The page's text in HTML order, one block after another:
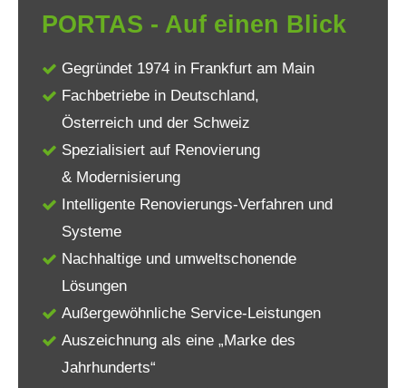
PORTAS - Auf einen Blick
Gegründet 1974 in Frankfurt am Main
Fachbetriebe in Deutschland,
Österreich und der Schweiz
Spezialisiert auf Renovierung
& Modernisierung
Intelligente Renovierungs-Verfahren und
Systeme
Nachhaltige und umweltschonende
Lösungen
Außergewöhnliche Service-Leistungen
Auszeichnung als eine „Marke des
Jahrhunderts“